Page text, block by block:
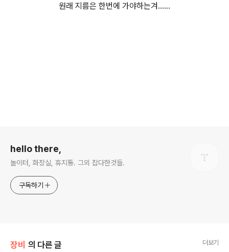
원래 지름은 한번에 가야하는겨......
hello there,
놀이터, 화장실, 휴지통. 그외 잡다한것들.
구독하기
장비 의 다른 글 더보기